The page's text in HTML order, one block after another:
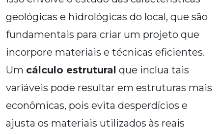
geológicas e hidrológicas do local, que são
fundamentais para criar um projeto que
incorpore materiais e técnicas eficientes.
Um cálculo estrutural que inclua tais
variáveis pode resultar em estruturas mais
econômicas, pois evita desperdícios e
ajusta os materiais utilizados às reais